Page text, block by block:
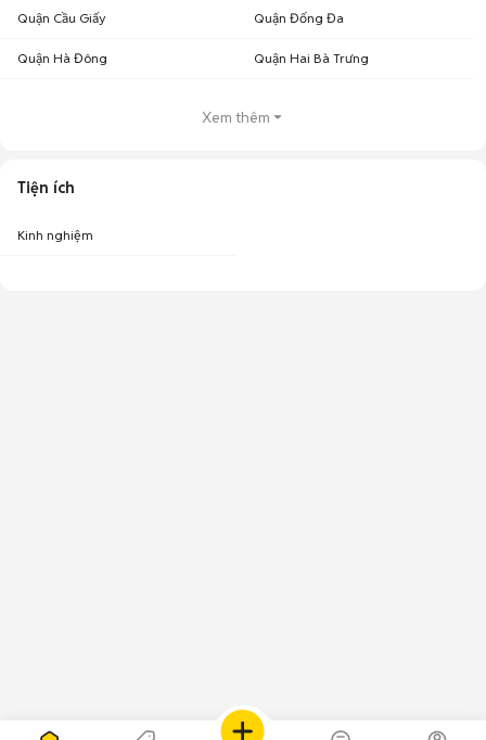
Quận Cầu Giấy Quận Đống Đa
Quận Hà Đông Quận Hai Bà Trưng
Xem thêm
Tiện ích
Kinh nghiệm